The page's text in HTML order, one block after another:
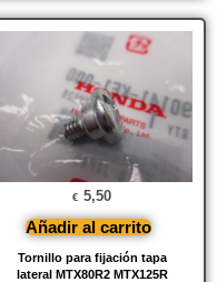
Tornillo para fijación tapa
lateral MTX80R2 MTX125R
€ 5,50
Añadir al carrito